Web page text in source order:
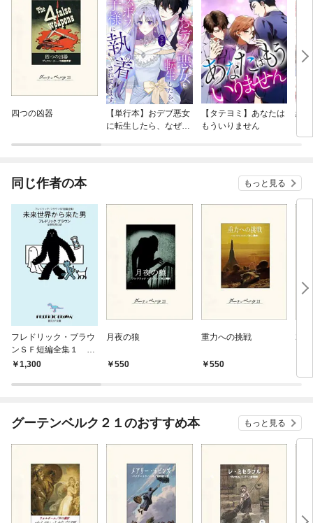
四つの凶器
【単行本】おデブ悪女
に転生したら、なぜか
【タテヨミ】あなたは
もういりません
結
同じ作者の本 もっと見る
フレドリック・ブラウ
ンＳＦ短編全集１ 未
来世界から来た男
1,300
月夜の狼
550
重力への挑戦
550
20
グーテンベルク２１のおすすめ本 もっと見る